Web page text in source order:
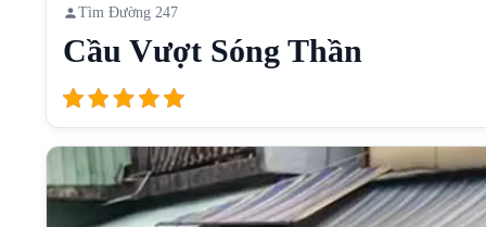
Tìm Đường 247
Cầu Vượt Sóng Thần